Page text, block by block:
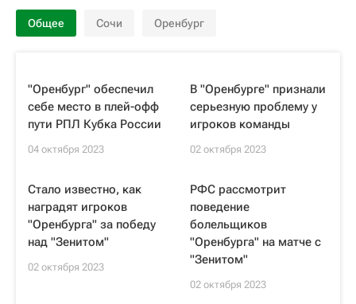
Общее Сочи Оренбург
"Оренбург" обеспечил
себе место в плей-офф
пути РПЛ Кубка России
04 октября 2023
В "Оренбурге" признали
серьезную проблему у
игроков команды
02 октября 2023
Стало известно, как
наградят игроков
"Оренбурга" за победу
над "Зенитом"
02 октября 2023
РФС рассмотрит
поведение
болельщиков
"Оренбурга" на матче с
"Зенитом"
02 октября 2023